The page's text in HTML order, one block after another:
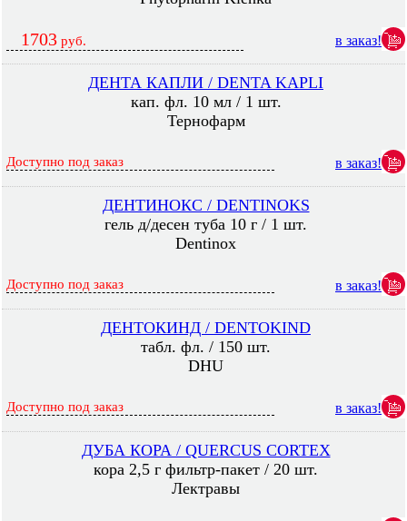
1703 руб. в заказ!
ДЕНТА КАПЛИ / DENTA KAPLI
кап. фл. 10 мл / 1 шт.
Тернофарм
Доступно под заказ в заказ!
ДЕНТИНОКС / DENTINOKS
гель д/десен туба 10 г / 1 шт.
Dentinox
Доступно под заказ в заказ!
ДЕНТОКИНД / DENTOKIND
табл. фл. / 150 шт.
DHU
Доступно под заказ в заказ!
ДУБА КОРА / QUERCUS CORTEX
кора 2,5 г фильтр-пакет / 20 шт.
Лектравы